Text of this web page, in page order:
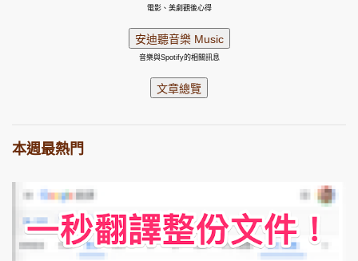
電影、美劇觀後心得
音樂與Spotify的相關訊息
本週最熱門